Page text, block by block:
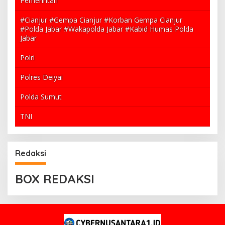
#Cianjur #Gempa Cianjur #Korban Gempa Cianjur
#Polda Jabar #Wakapolda Jabar #Kabid Humas Polda
Jabar
Polri
Polres Deiyai
Polda Sumut
TNI
Redaksi
BOX REDAKSI